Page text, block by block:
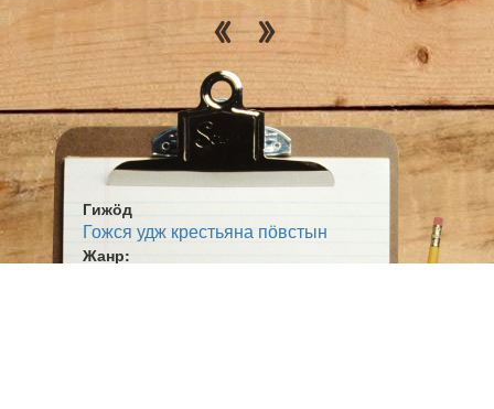
Гижӧд
Гожся удж крестьяна пӧвстын
Жанр: